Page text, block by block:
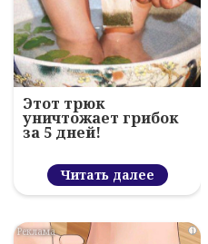
Этот трюк
уничтожает грибок
за 5 дней!
Читать далее
i